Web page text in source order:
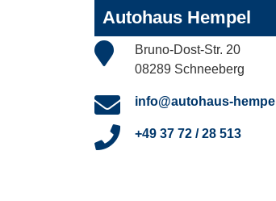
Autohaus Hempel
Bruno-Dost-Str. 20
08289 Schneeberg
info@autohaus-
+49 37 72 / 28 513